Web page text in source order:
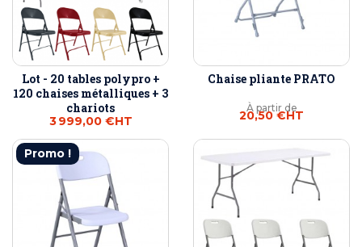
Lot - 20 tables polypro +
120 chaises métalliques + 3
chariots
3 999,00 €HT
Chaise pliante PRATO
À partir de
20,50 €HT
Promo !